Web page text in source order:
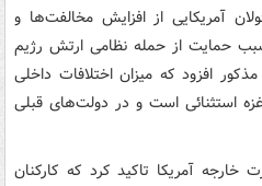
آمریکایی از افزایش مخالفت‌ها و
حمایت از حمله نظامی ارتش رژیم
افزود که میزان اختلافات داخلی
استثنائی است و در دولت‌های قبلی
خارجه آمریکا تاکید کرد که کارکنان